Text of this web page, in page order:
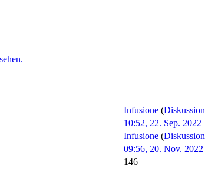
Infusione (Diskussion
10:52, 22. Sep. 2022
Infusione (Diskussion
09:56, 20. Nov. 2022
146